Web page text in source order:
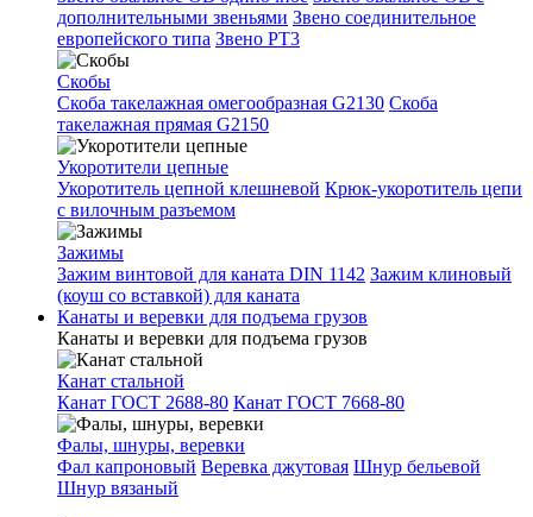
дополнительными звеньями Звено соединительное
европейского типа Звено РТ3
Скобы
Скоба такелажная омегообразная G2130 Скоба
такелажная прямая G2150
Укоротители цепные
Укоротитель цепной клешневой Крюк-укоротитель цепи
с вилочным разъемом
Зажимы
Зажим винтовой для каната DIN 1142 Зажим клиновый
(коуш со вставкой) для каната
Канаты и веревки для подъема грузов
Канаты и веревки для подъема грузов
Канат стальной
Канат ГОСТ 2688-80 Канат ГОСТ 7668-80
Фалы, шнуры, веревки
Фал капроновый Веревка джутовая Шнур бельевой
Шнур вязаный